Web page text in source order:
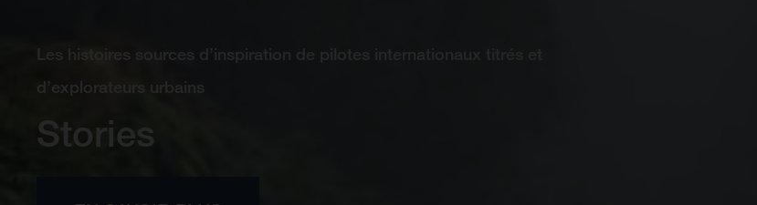
Les histoires sources d’inspiration de pilotes internationaux titrés et
d’explorateurs urbains
Stories